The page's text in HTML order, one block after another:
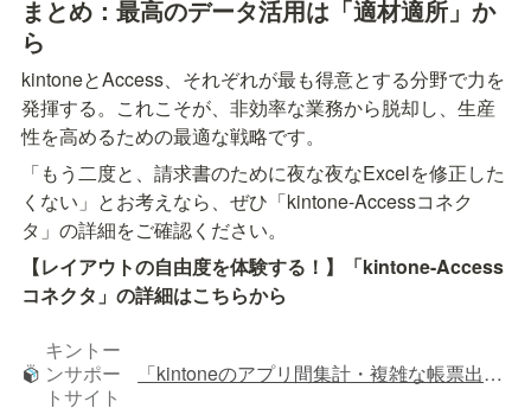
まとめ：最高のデータ活用は「適材適所」か
ら
kintoneとAccess、それぞれが最も得意とする分野で力を
発揮する。これこそが、非効率な業務から脱却し、生産
性を高めるための最適な戦略です。
「もう二度と、請求書のために夜な夜なExcelを修正した
くない」とお考えなら、ぜひ「kintone-Accessコネク
タ」の詳細をご確認ください。
【レイアウトの自由度を体験する！】「kintone-Access
コネクタ」の詳細はこちらから
キントー
ンサポー
トサイト
「kintoneのアプリ間集計・複雑な帳票出力」を諦めないでください。Accessの最強レポート機能を、あなたのkintoneに